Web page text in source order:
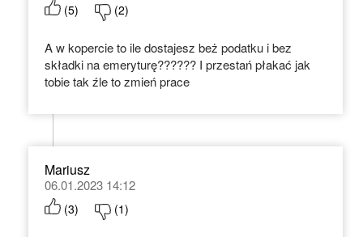
(5) (2)
A w kopercie to ile dostajesz beż podatku i bez
składki na emeryturę?????? I przestań płakać jak
tobie tak źle to zmień prace
Mariusz
06.01.2023 14:12
(3) (1)